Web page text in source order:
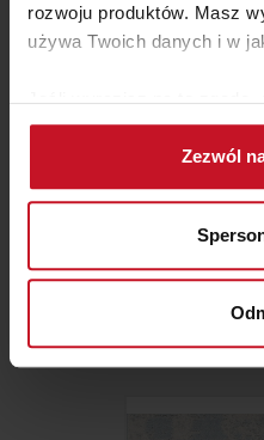
rozwoju produktów. Masz
używa Twoich danych i w
Jeśli wyrazisz na to zgodę,
Gromadzić dane
geograficznej z
Identyfikować
(fingerprinting, czyli
Dowiedz się więcej
dane są przetwarzane oraz
zmienić lub wycofać swoją
Wykorzystujemy pliki
Zezwól
POŚCIEL